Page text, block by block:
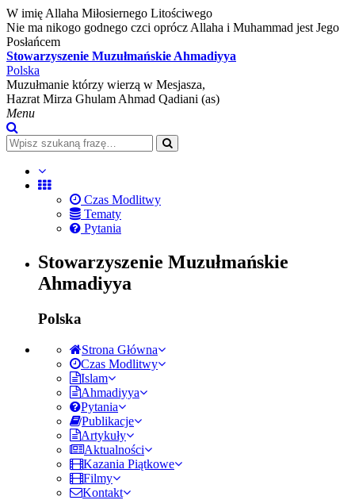
W imię Allaha Miłosiernego Litościwego
Nie ma nikogo godnego czci oprócz Allaha i Muhammad jest Jego
Posłańcem
Stowarzyszenie Muzułmańskie Ahmadiyya
Polska
Muzułmanie którzy wierzą w Mesjasza,
Hazrat Mirza Ghulam Ahmad Qadiani (as)
Menu
Czas Modlitwy
Tematy
Pytania
Stowarzyszenie Muzułmańskie
Ahmadiyya
Polska
Strona Główna
Czas Modlitwy
Islam
Ahmadiyya
Pytania
Publikacje
Artykuły
Aktualności
Kazania Piątkowe
Filmy
Kontakt